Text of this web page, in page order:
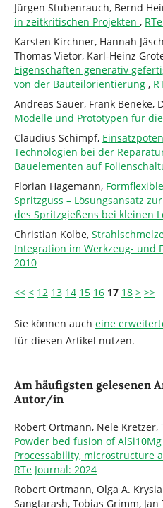
Jürgen Stubenrauch, Bernd
in zeitkritischen Projekten ,
Karsten Kirchner, Hannah
Thomas Vietor, Karl-Heinz
Eigenschaften generativ
von der Bauteilorientierung ,
Andreas Sauer, Frank Beneke,
Modelle und Prototypen für
Claudius Schimpf,
Technologien bei der
Bauelementen auf
Florian Hagemann,
Spritzguss – Lösungsansatz
des Spritzgießens bei kleinen
Christian Kolbe,
Integration im Werkzeug- und
2010
<< < 12 13 14 15 16 17 18 > >>
Sie können auch eine
für diesen Artikel nutzen.
Am häufigsten gelesenen
Autor/in
Robert Ortmann, Nele Kretzer,
Powder bed fusion of
Processability, microstructure
RTe Journal: 2024
Robert Ortmann, Olga A.
Sangtarash, Tobias Grimm, Jan